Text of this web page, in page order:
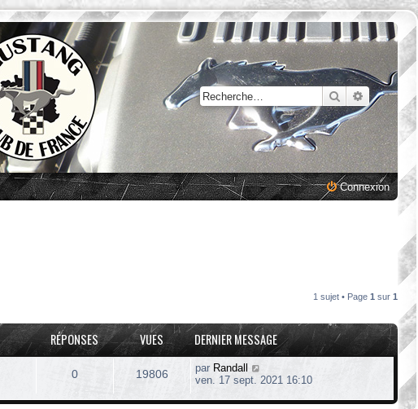
Rechercher
Connexion
1 sujet • Page 1 sur 1
RÉPONSES VUES DERNIER MESSAGE
0 19806 par Randall
ven. 17 sept. 2021 16:10